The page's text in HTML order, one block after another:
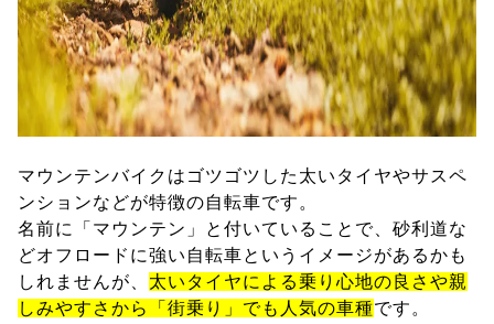
マウンテンバイクはゴツゴツした太いタイヤやサスペ
ンションなどが特徴の自転車です。
名前に「マウンテン」と付いていることで、砂利道な
どオフロードに強い自転車というイメージがあるかも
しれませんが、 太いタイヤによる乗り心地の良さや親
しみやすさから「街乗り」でも人気の車種です。